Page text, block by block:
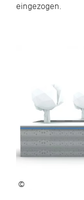
eingezogen.
©